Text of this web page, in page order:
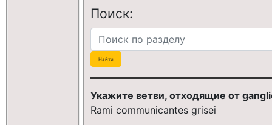
Поиск:
Укажите ветви, отходящие от
Rami communicantes grisei